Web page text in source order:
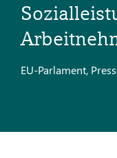
EU-Parlament,